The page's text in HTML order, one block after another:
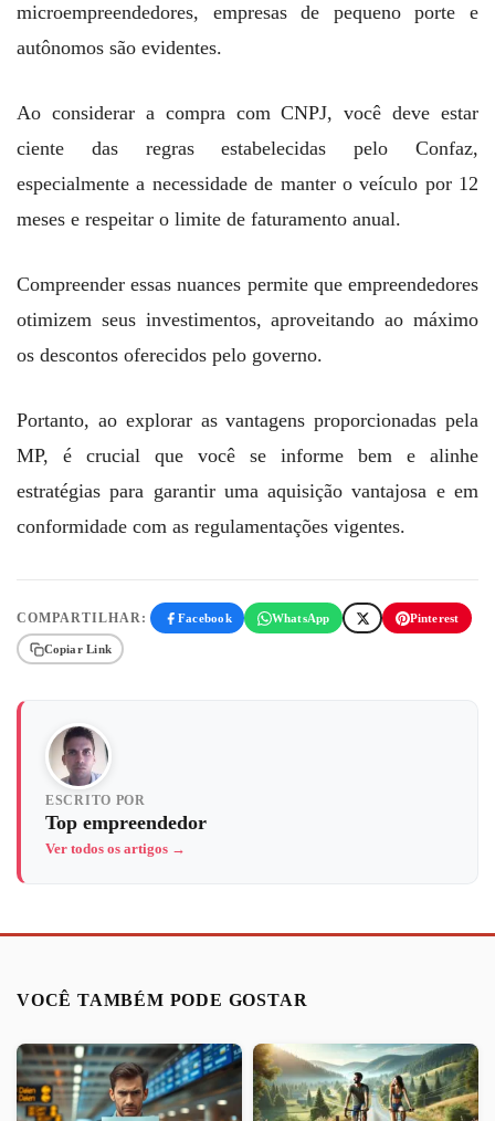
microempreendedores, empresas de pequeno porte e
autônomos são evidentes.
Ao considerar a compra com CNPJ, você deve estar
ciente das regras estabelecidas pelo Confaz,
especialmente a necessidade de manter o veículo por 12
meses e respeitar o limite de faturamento anual.
Compreender essas nuances permite que empreendedores
otimizem seus investimentos, aproveitando ao máximo
os descontos oferecidos pelo governo.
Portanto, ao explorar as vantagens proporcionadas pela
MP, é crucial que você se informe bem e alinhe
estratégias para garantir uma aquisição vantajosa e em
conformidade com as regulamentações vigentes.
COMPARTILHAR: Facebook WhatsApp Pinterest
Copiar Link
ESCRITO POR
Top empreendedor
Ver todos os artigos →
VOCÊ TAMBÉM PODE GOSTAR